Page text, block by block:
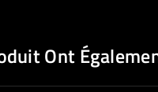
Ont